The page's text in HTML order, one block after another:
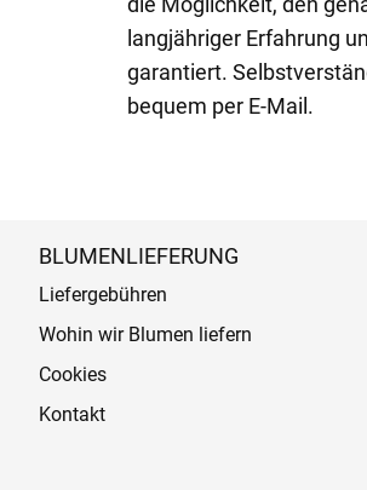
langjähriger Erfahrung
garantiert.
bequem per E-Mail.
BLUMENLIEFERUNG
Liefergebühren
Wohin wir Blumen liefern
Cookies
Kontakt